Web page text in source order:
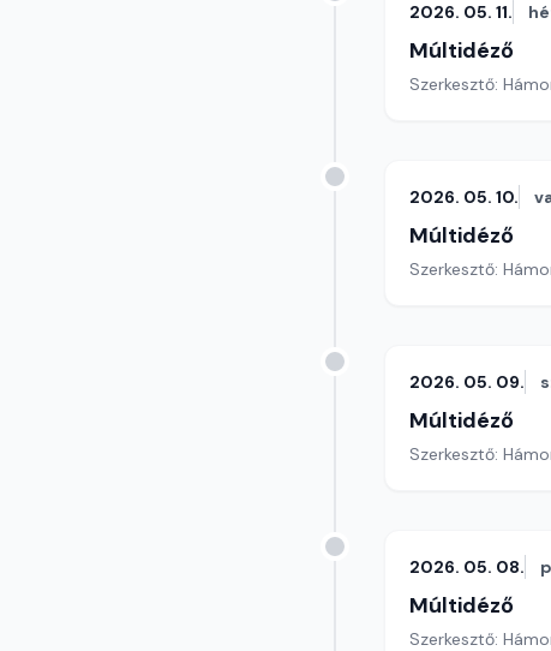
2026. 05. 11.
Múltidéző
Szerkesztő:
2026. 05. 10.
Múltidéző
Szerkesztő:
2026. 05. 09.
Múltidéző
Szerkesztő:
2026. 05. 08.
Múltidéző
Szerkesztő: